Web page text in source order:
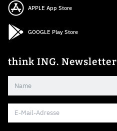
APPLE App Store
GOOGLE Play Store
think ING. Newsletter